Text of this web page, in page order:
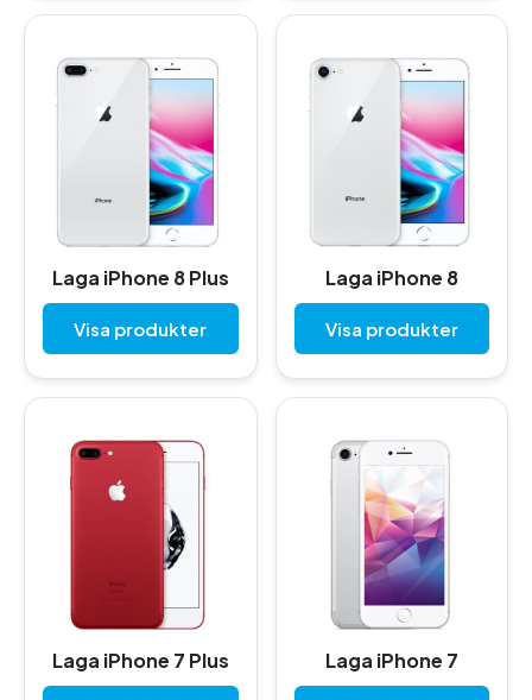
Laga iPhone 8 Plus
Visa produkter
Laga iPhone 8
Visa produkter
Laga iPhone 7 Plus Laga iPhone 7